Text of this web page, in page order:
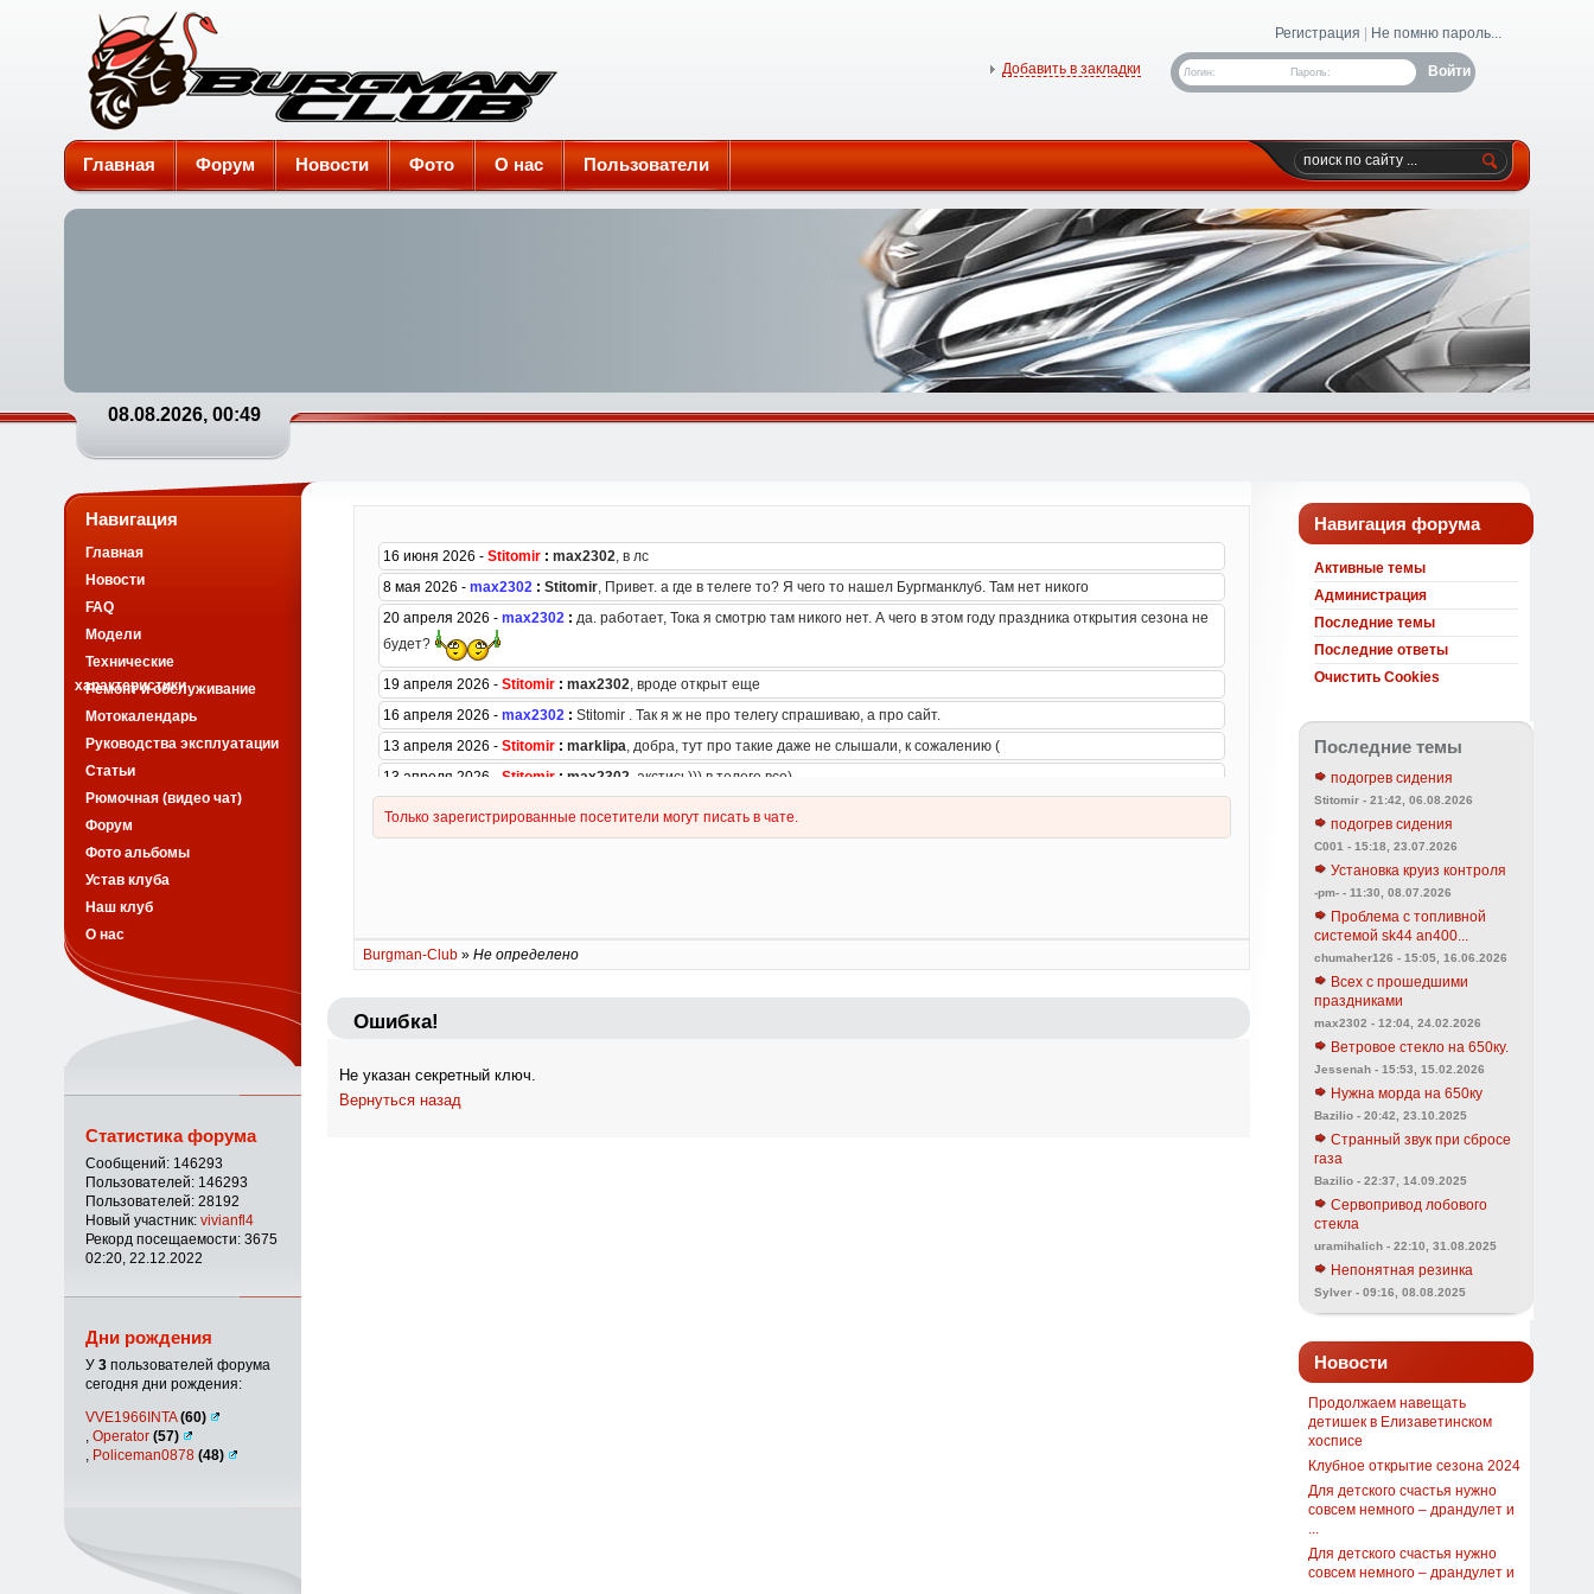
Burgman-Club
Регистрация Не помню пароль...
Логин: Пароль:
Добавить в закладки
Главная Форум Новости Фото О нас Пользователи
08.08.2026, 00:49
Burgman-Club» Не определено
Ошибка!
Не указан секретный ключ.
Вернуться назад
Навигация форума
Активные темы
Администрация
Последние темы
Последние ответы
Очистить Cookies
Последние темы
подогрев сидения
Stitomir - 21:42, 06.08.2026
подогрев сидения
C001 - 15:18, 23.07.2026
Установка круиз контроля
-pm- - 11:30, 08.07.2026
Проблема с топливной
системой sk44 an400...
chumaher126 - 15:05, 16.06.2026
Всех с прошедшими
праздниками
max2302 - 12:04, 24.02.2026
Ветровое стекло на 650ку.
Jessenah - 15:53, 15.02.2026
Нужна морда на 650ку
Bazilio - 20:42, 23.10.2025
Странный звук при сбросе
газа
Bazilio - 22:37, 14.09.2025
Сервопривод лобового
стекла
uramihalich - 22:10, 31.08.2025
Непонятная резинка
Sylver - 09:16, 08.08.2025
Новости
Продолжаем навещать
детишек в Елизаветинском
хосписе
Клубное открытие сезона 2024
Для детского счастья нужно
совсем немного – драндулет и
Для детского счастья нужно
совсем немного – драндулет и
Навигация
Главная
Новости
FAQ
Модели
Технические
характеристики
Ремонт и обслуживание
Мотокалендарь
Руководства эксплуатации
Статьи
Рюмочная (видео чат)
Форум
Фото альбомы
Устав клуба
Наш клуб
О нас
Статистика форума
Сообщений: 146293
Пользователей: 146293
Пользователей: 28192
Новый участник: vivianfl4
Рекорд посещаемости: 3675
02:20, 22.12.2022
Дни рождения
У 3пользователей форума
сегодня дни рождения:
VVE1966INTA(60)
Operator (57)
Policeman0878 (48)